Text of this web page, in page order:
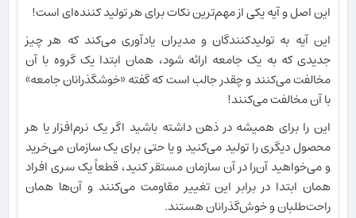
این اصل و آیه یکی از مهم‌ترین نکات برای هر تولید کننده‌ای است!
این آیه به تولیدکنندگان و مدیران یادآوری می‌کند که هر چیز
جدیدی که به یک جامعه ارائه شود، همان ابتدا یک گروه با آن
مخالفت می‌کنند و چقدر جالب است که گفته «خوشگذرانان جامعه»
با آن مخالفت می‌کنند!
این را برای همیشه در ذهن داشته باشید اگر یک نرم‌افزار یا هر
محصول دیگری را تولید می‌کنید و یا حتی برای یک سازمان می‌خرید
و می‌خواهید آن‌را در آن سازمان مستقر کنید، قطعاً یک سری افراد
همان ابتدا در برابر این تغییر مقاومت می‌کنند و آن‌ها همان
راحت‌طلبان و خوش‌گذرانان هستند.